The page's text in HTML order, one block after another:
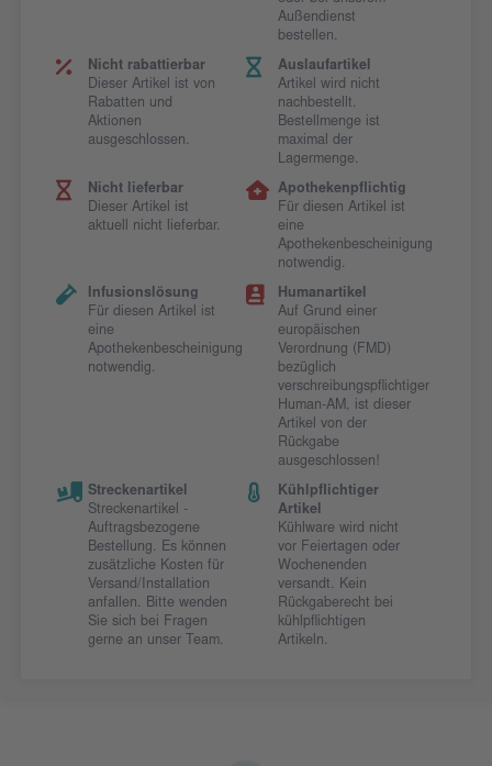
Außendienst
bestellen.
Nicht rabattierbar
Dieser Artikel ist von
Rabatten und
Aktionen
ausgeschlossen.
Auslaufartikel
Artikel wird nicht
nachbestellt.
Bestellmenge ist
maximal der
Lagermenge.
Nicht lieferbar
Dieser Artikel ist
aktuell nicht lieferbar.
Apothekenpflichtig
Für diesen Artikel ist
eine
Apothekenbescheinigung
notwendig.
Infusionslösung
Für diesen Artikel ist
eine
Apothekenbescheinigung
notwendig.
Humanartikel
Auf Grund einer
europäischen
Verordnung (FMD)
bezüglich
verschreibungspflichtiger
Human-AM, ist dieser
Artikel von der
Rückgabe
ausgeschlossen!
Streckenartikel
Streckenartikel -
Auftragsbezogene
Bestellung. Es können
zusätzliche Kosten für
Versand/Installation
anfallen. Bitte wenden
Sie sich bei Fragen
gerne an unser Team.
Kühlpflichtiger
Artikel
Kühlware wird nicht
vor Feiertagen oder
Wochenenden
versandt. Kein
Rückgaberecht bei
kühlpflichtigen
Artikeln.